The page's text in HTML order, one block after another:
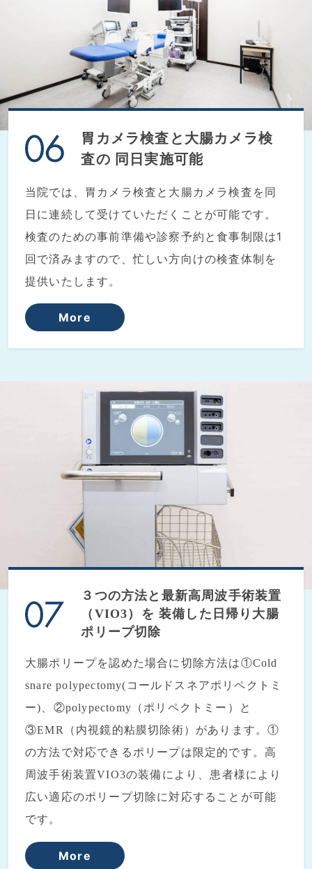
胃カメラ検査と大腸カメラ検
査の 同日実施可能
当院では、胃カメラ検査と大腸カメラ検査を同
日に連続して受けていただくことが可能です。
検査のための事前準備や診察予約と食事制限は1
回で済みますので、忙しい方向けの検査体制を
提供いたします。
More
３つの方法と最新高周波手術装置
（VIO3）を 装備した日帰り大腸
ポリープ切除
大腸ポリープを認めた場合に切除方法は①Cold
snare polypectomy(コールドスネアポリペクトミ
ー)、②polypectomy（ポリペクトミー）と
③EMR（内視鏡的粘膜切除術）があります。①
の方法で対応できるポリープは限定的です。高
周波手術装置VIO3の装備により、患者様により
広い適応のポリープ切除に対応することが可能
です。
More